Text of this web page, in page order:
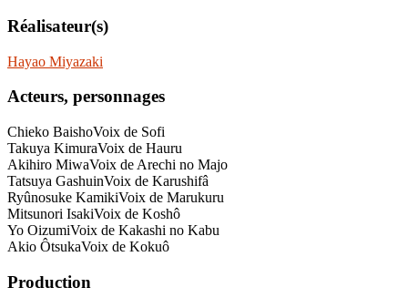
Réalisateur(s)
Hayao Miyazaki
Acteurs, personnages
Chieko BaishoVoix de Sofi
Takuya KimuraVoix de Hauru
Akihiro MiwaVoix de Arechi no Majo
Tatsuya GashuinVoix de Karushifâ
Ryûnosuke KamikiVoix de Marukuru
Mitsunori IsakiVoix de Koshô
Yo OizumiVoix de Kakashi no Kabu
Akio ÔtsukaVoix de Kokuô
Production